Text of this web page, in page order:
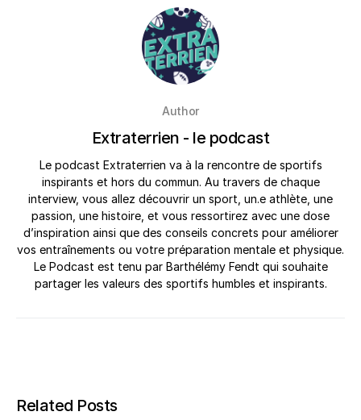
Author
Extraterrien - le podcast
Le podcast Extraterrien va à la rencontre de sportifs
inspirants et hors du commun. Au travers de chaque
interview, vous allez découvrir un sport, un.e athlète, une
passion, une histoire, et vous ressortirez avec une dose
d’inspiration ainsi que des conseils concrets pour améliorer
vos entraînements ou votre préparation mentale et physique.
Le Podcast est tenu par Barthélémy Fendt qui souhaite
partager les valeurs des sportifs humbles et inspirants.
Related Posts